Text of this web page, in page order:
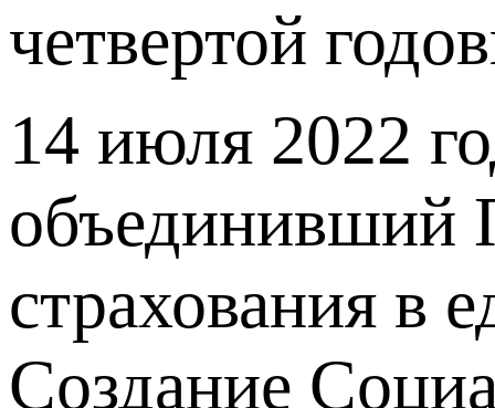
четвертой
14 июля 2022
объединивший
страхования в
Создание